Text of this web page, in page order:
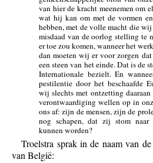
van hier de kracht meenemen om
wat hij kan om met de vormen
hebben, met de volle macht die
misdaad van de oorlog stelling te
er toe zou komen, wanneer het
dan moeten wij er voor zorgen
een steen van het einde. Dat is de
Internationale bezielt. En
pestilentie door het beschaafde
wij slechts met ontzetting daaraan
verontwaardiging wellen op in
ons af: zijn de mensen, zijn de
nog schapen, dat zij stom naar
kunnen worden?
Troelstra sprak in de naam van
van België: